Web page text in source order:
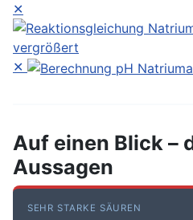
✕
✕
Auf einen Blick –
Aussagen
SEHR STARKE SÄUREN